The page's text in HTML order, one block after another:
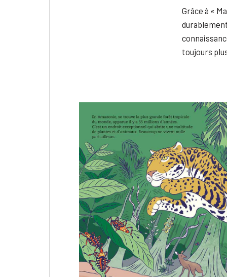
Grâce à «
toujours